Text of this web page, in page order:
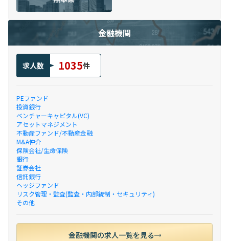
金融機関
求人数 1035件
PEファンド
投資銀行
ベンチャーキャピタル(VC)
アセットマネジメント
不動産ファンド/不動産金融
M&A仲介
保険会社/生命保険
銀行
証券会社
信託銀行
ヘッジファンド
リスク管理・監査(監査・内部統制・セキュリティ)
その他
金融機関の求人一覧を見る